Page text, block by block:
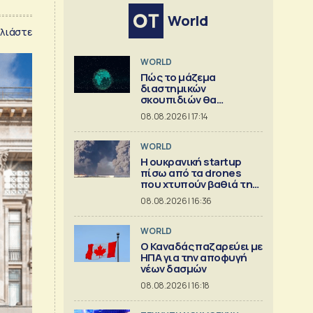
World
WORLD
Πώς το μάζεμα
διαστημικών
σκουπιδιών θα
μπορούσε να εξελιχθεί
σε μια μεγάλη
επιχείρηση
08.08.2026 | 17:14
WORLD
Η ουκρανική startup
πίσω από τα drones
που χτυπούν βαθιά τη
Ρωσία
08.08.2026 | 16:36
WORLD
Ο Καναδάς παζαρεύει με
ΗΠΑ για την αποφυγή
νέων δασμών
08.08.2026 | 16:18